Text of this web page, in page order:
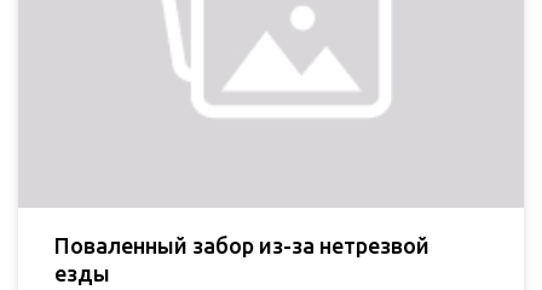
Поваленный забор из-за нетрезвой
езды